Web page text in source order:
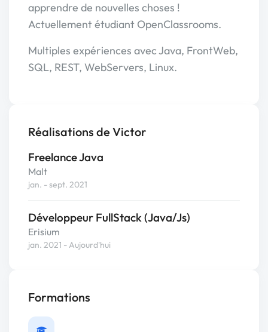
apprendre de nouvelles choses !
Actuellement étudiant OpenClassrooms.
Multiples expériences avec Java, FrontWeb,
SQL, REST, WebServers, Linux.
Réalisations de Victor
Freelance Java
Malt
jan. - sept. 2021
Développeur FullStack (Java/Js)
Erisium
jan. 2021 - Aujourd'hui
Formations